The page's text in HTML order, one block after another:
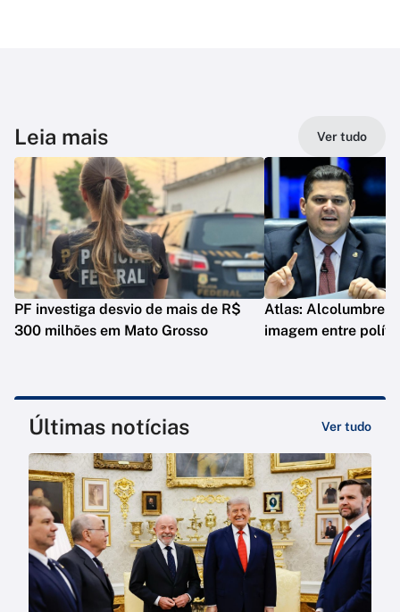
Leia mais Ver tudo
PF investiga desvio de mais de R$
300 milhões em Mato Grosso
Atlas: Alcolumbre
imagem entre
Últimas notícias Ver tudo